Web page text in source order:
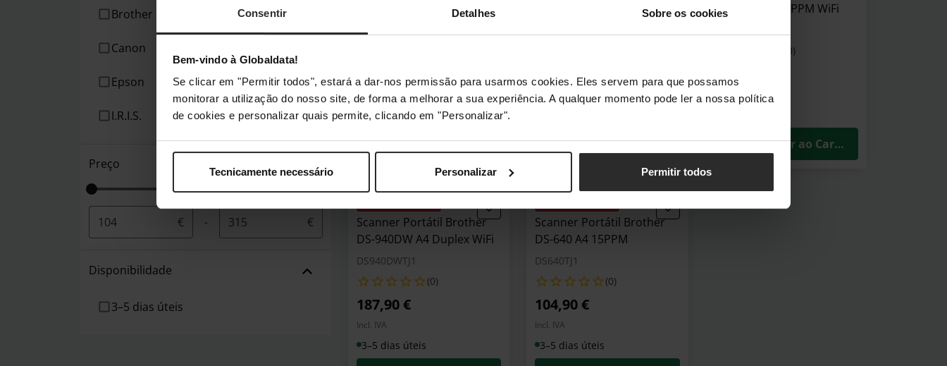
Consentir Detalhes Sobre os cookies
Bem-vindo à Globaldata!
Se clicar em "Permitir todos", estará a dar-nos permissão para usarmos cookies. Eles servem para que possamos
monitorar a utilização do nosso site, de forma a melhorar a sua experiência. A qualquer momento pode ler a nossa política
de cookies e personalizar quais permite, clicando em "Personalizar".
Tecnicamente necessário Personalizar Permitir todos
Brother
Canon
Epson
I.R.I.S.
Preço
€ - €
Disponibilidade
3–5 dias úteis
ADS1300
252,90 €
Incl. IVA
3–5 dias úteis
Adicionar ao Carrinho
149,90 €
Incl. IVA
Adicionar ao Carrinho
ADS-1800W 30PPM WiFi
(0)
Incl. IVA
Adicionar ao Carrinho
Scanner Portátil Brother
DS-940DW A4 Duplex WiFi
DS940DWTJ1
(0)
187,90 €
Incl. IVA
3–5 dias úteis
Scanner Portátil Brother
DS-640 A4 15PPM
DS640TJ1
(0)
104,90 €
Incl. IVA
3–5 dias úteis